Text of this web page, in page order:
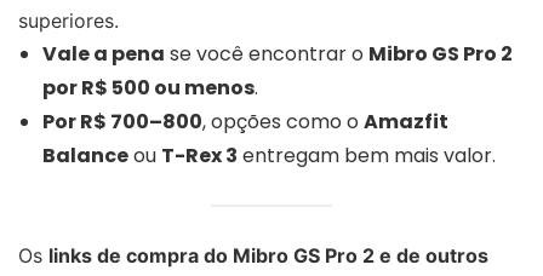
superiores.
Vale a pena se você encontrar o Mibro GS Pro 2
por R$ 500 ou menos.
Por R$ 700–800, opções como o Amazfit
Balanceou T-Rex 3 entregam bem mais valor.
Os links de compra do Mibro GS Pro 2 e de outros